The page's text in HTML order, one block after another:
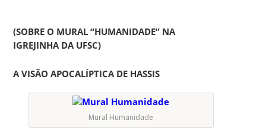
(SOBRE O MURAL “HUMANIDADE” NA
IGREJINHA DA UFSC)
A VISÂO APOCALÍPTICA DE HASSIS
Mural Humanidade